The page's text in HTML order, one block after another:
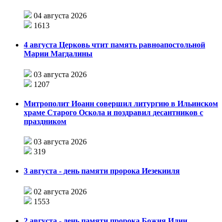
04 августа 2026
1613
4 августа Церковь чтит память равноапостольной
Марии Магдалины
03 августа 2026
1207
Митрополит Иоанн совершил литургию в Ильинском
храме Старого Оскола и поздравил десантников с
праздником
03 августа 2026
319
3 августа - день памяти пророка Иезекииля
02 августа 2026
1553